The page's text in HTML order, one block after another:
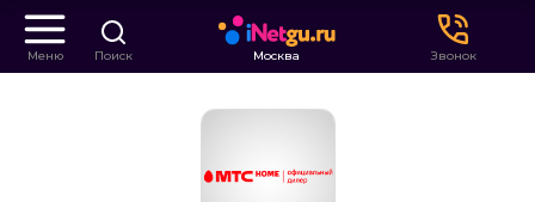
Меню Поиск Москва Звонок